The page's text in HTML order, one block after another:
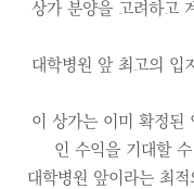
상가 분양을 고려하고
대학병원 앞 최고의 입
이 상가는 이미 확정된
인 수익을 기대할
대학병원 앞이라는 최